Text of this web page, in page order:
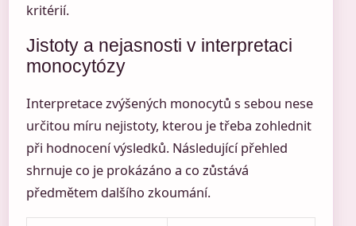
kritérií.
Jistoty a nejasnosti v interpretaci
monocytózy
Interpretace zvýšených monocytů s sebou nese
určitou míru nejistoty, kterou je třeba zohlednit
při hodnocení výsledků. Následující přehled
shrnuje co je prokázáno a co zůstává
předmětem dalšího zkoumání.